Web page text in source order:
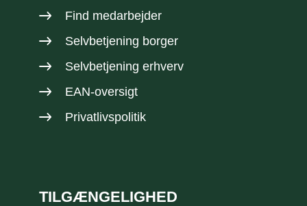
Find medarbejder
Selvbetjening borger
Selvbetjening erhverv
EAN-oversigt
Privatlivspolitik
TILGÆNGELIGHED